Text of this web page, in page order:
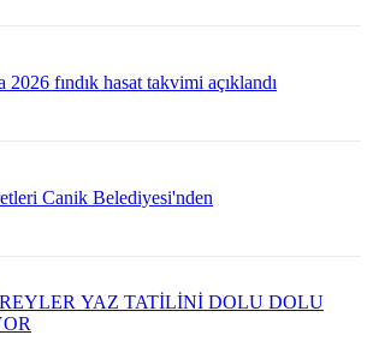
2026 fındık hasat takvimi açıklandı
Canik Belediyesi'nden
YAZ TATİLİNİ DOLU DOLU